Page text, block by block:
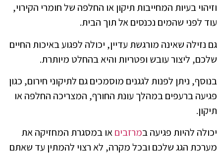
וזיהוי בעיות המחייבות תיקון או החלפה של חומרי הקירוי,
עוד לפני שהמים נכנסים אל תוך הבית.
גם נזילה שאינה מורגשת עדיין, יכולה לפגוע באיכות החיים
שלכם, ליצור עובש ופטריות והיא בהחלט מיותרת.
בנוסף, ניתן לפנות לגגנים מוסמכים גם לתיקוני חירום, כגון
פגיעה ברעפים במהלך עונת החורף, המצריכה החלפה או
תיקון.
יכולה להיות פגיעה במרזביםאו במסגרת המחזיקה את
מערכת הגג שלכם ובכל מקרה, לא רצוי להמתין עד שאתם